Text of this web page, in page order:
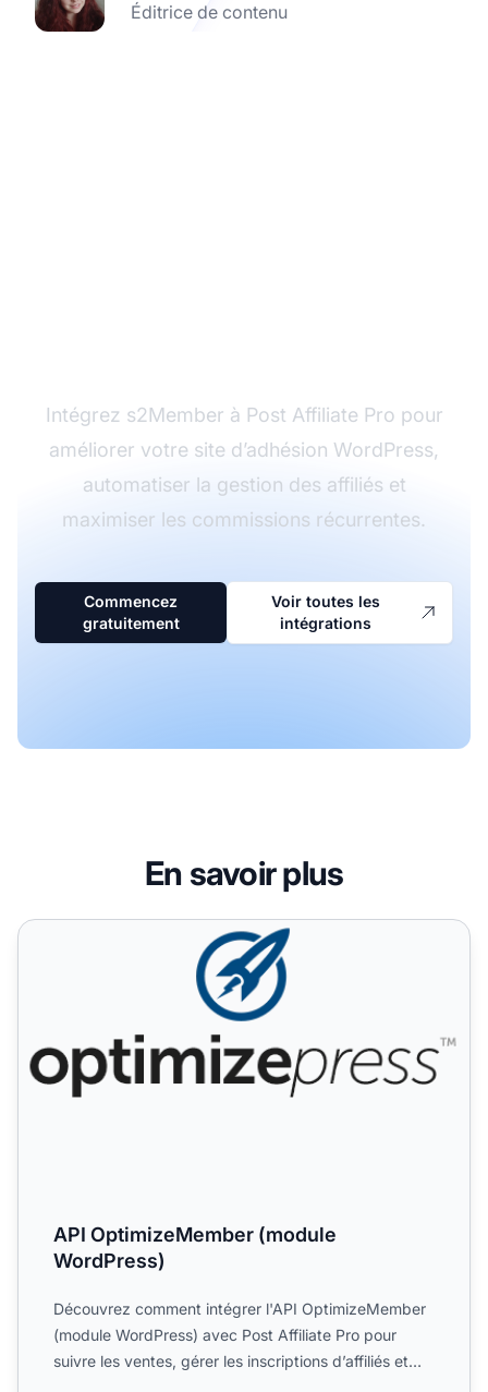
Éditrice de contenu
Intégrez s2Member à Post Affiliate Pro pour
améliorer votre site d’adhésion WordPress,
automatiser la gestion des affiliés et
maximiser les commissions récurrentes.
Commencez
gratuitement
Voir toutes les
intégrations
En savoir plus
API OptimizeMember (module WordPress)
API OptimizeMember (module
WordPress)
Découvrez comment intégrer l'API OptimizeMember
(module WordPress) avec Post Affiliate Pro pour
suivre les ventes, gérer les inscriptions d’affiliés et